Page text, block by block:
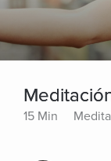
15 Min